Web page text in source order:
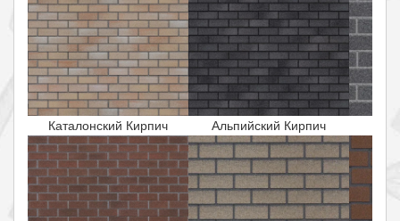
Каталонский Кирпич Альпийский Кирпич